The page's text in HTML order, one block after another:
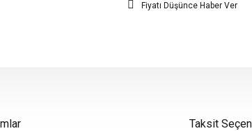
Fiyatı Düşünce Haber Ver
Taksit